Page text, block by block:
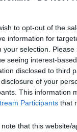
to opt-out of the
information for
your selection.
seeing interest-
disclosed to third
of your
This information
Participants that
note that this website/
della cabina del
una dritta per
17:07:07